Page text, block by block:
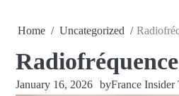
Home Uncategorized
January 16, 2026 byFrance Insider